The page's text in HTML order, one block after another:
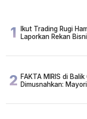
1
Ikut Trading Rugi
Laporkan Rekan
2 FAKTA MIRIS di
Dimusnahkan: